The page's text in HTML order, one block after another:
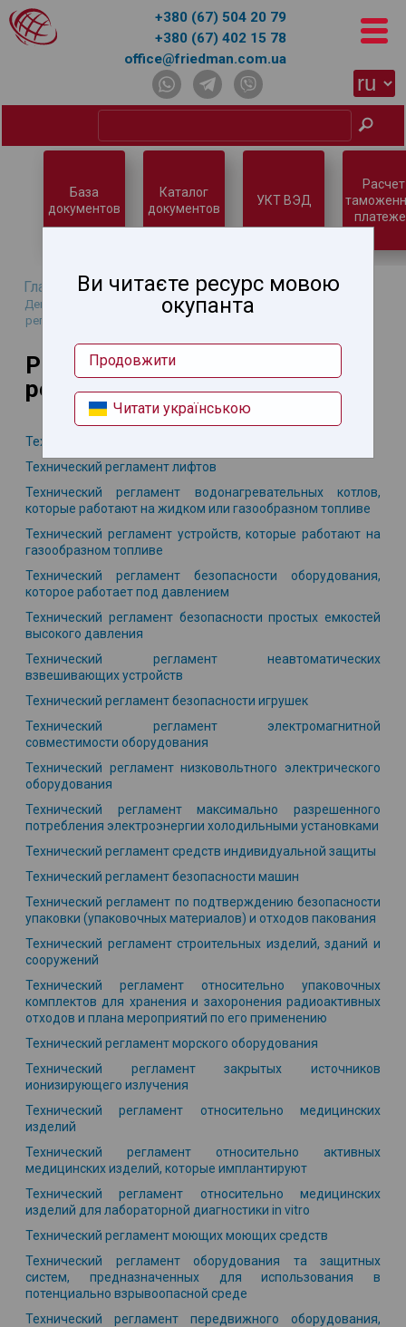
+380 (67) 504 20 79
+380 (67) 402 15 78
office@friedman.com.ua
Главная →База знаний→ Нетарифное регулирование→
Декларирование соответствия продукции техническим
регламентам
Реестр технических регламентов
Реестр технических
регламентов
Технический регламент модулей оцетки соответствия
Технический регламент лифтов
Технический регламент водонагревательных котлов,
которые работают на жидком или газообразном топливе
Технический регламент устройств,которые работают на
газообразном топливе
Технический регламент безопасности оборудования,
которое работает под давлением
Технический регламент безопасности простых емкостей
высокого давления
Технический регламент неавтоматических
взвешивающих устройств
Технический регламент безопасности игрушек
Технический регламент электромагнитной
совместимости оборудования
Технический регламент низковольтного электрического
оборудования
Технический регламент максимально разрешенного
потребления электроэнергии холодильными установками
Технический регламент средств индивидуальной защиты
Технический регламент безопасности машин
Технический регламент по подтверждению безопасности
упаковки (упаковочных материалов) и отходов пакования
Технический регламент строительных изделий, зданий и
сооружений
Технический регламент относительно упаковочных
комплектов для хранения и захоронения радиоактивных
отходов и плана мероприятий по его применению
Технический регламент морского оборудования
Технический регламент закрытых источников
ионизирующего излучения
Технический регламент относительно медицинских
изделий
Технический регламент относительно активных
медицинских изделий, которые имплантируют
Технический регламент относительно медицинских
изделий для лабораторной диагностики in vitro
Технический регламент моющих моющих средств
Технический регламент оборудования та защитных
систем, предназначенных для использования в
потенциально взрывоопасной среде
Технический регламент передвижного оборудования,
База
документов
Каталог
документов
УКТ ВЭД
Расчет
Ви читаєте ресурс мовою
окупанта
Продовжити
Читати українською